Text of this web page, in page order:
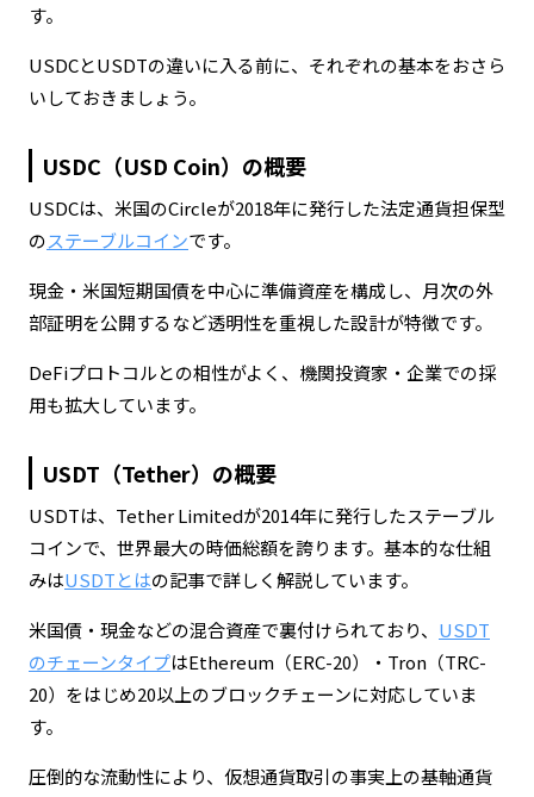
す。
USDCとUSDTの違いに入る前に、それぞれの基本をおさら
いしておきましょう。
USDC（USD Coin）の概要
USDCは、米国のCircleが2018年に発行した法定通貨担保型
のステーブルコインです。
現金・米国短期国債を中心に準備資産を構成し、月次の外
部証明を公開するなど透明性を重視した設計が特徴です。
DeFiプロトコルとの相性がよく、機関投資家・企業での採
用も拡大しています。
USDT（Tether）の概要
USDTは、Tether Limitedが2014年に発行したステーブル
コインで、世界最大の時価総額を誇ります。基本的な仕組
みはUSDTとはの記事で詳しく解説しています。
米国債・現金などの混合資産で裏付けられており、 USDT
のチェーンタイプはEthereum（ERC-20）・Tron（TRC-
20）をはじめ20以上のブロックチェーンに対応していま
す。
圧倒的な流動性により、仮想通貨取引の事実上の基軸通貨